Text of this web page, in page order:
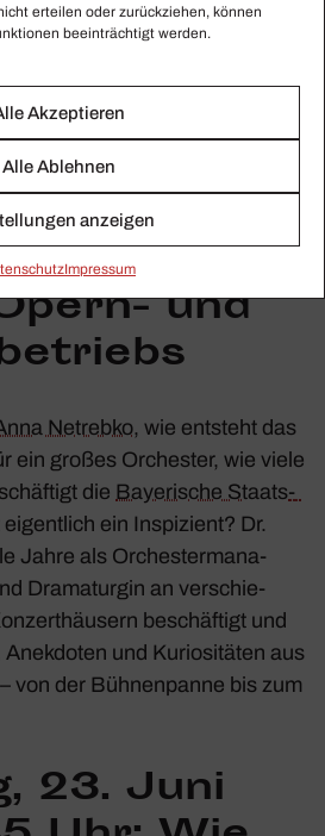
erteilen oder zurückziehen, können
beeinträchtigt werden.
Akzeptieren
Alle Ablehnen
anzeigen
Impressum
– von dieser Musik verzau­bert
Juni um
Hinter
– Ein
Herz eines
und
Netrebko, wie entsteht das
ein großes Orchester, wie viele
die Baye­ri­sche Staats­
ein Inspi­zient? Dr.
Jahre als Orches­ter­ma­na­
Drama­turgin an verschie­
beschäf­tigt und
und Kurio­si­täten aus
von der Bühnen­panne bis zum
23. Juni